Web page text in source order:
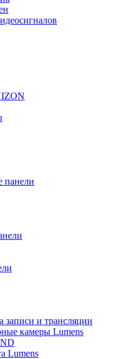
панели
записи и трансляции
камеры Lumens
Lumens